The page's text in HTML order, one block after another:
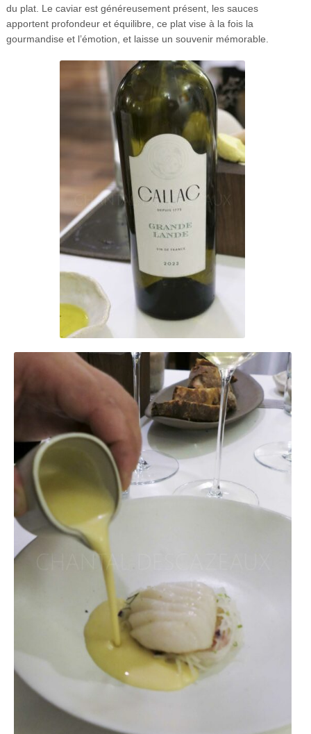
du plat. Le caviar est généreusement présent, les sauces
apportent profondeur et équilibre, ce plat vise à la fois la
gourmandise et l’émotion, et laisse un souvenir mémorable.